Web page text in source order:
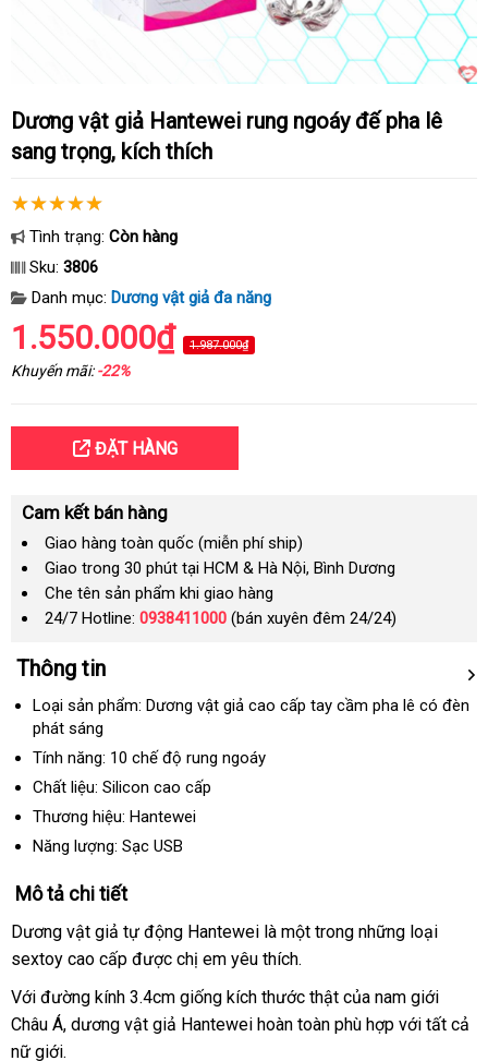
Dương vật giả Hantewei rung ngoáy đế pha lê
sang trọng, kích thích
Tình trạng: Còn hàng
Sku: 3806
Danh mục: Dương vật giả đa năng
1.550.000₫ 1.987.000₫
Khuyến mãi:-22%
ĐẶT HÀNG
Cam kết bán hàng
Giao hàng toàn quốc (miễn phí ship)
Giao trong 30 phút tại HCM & Hà Nội, Bình Dương
Che tên sản phẩm khi giao hàng
24/7 Hotline: 0938411000 (bán xuyên đêm 24/24)
Thông tin
Loại sản phẩm: Dương vật giả cao cấp tay cầm pha lê có đèn
phát sáng
Tính năng: 10 chế độ rung ngoáy
Chất liệu: Silicon cao cấp
Thương hiệu: Hantewei
Năng lượng: Sạc USB
Mô tả chi tiết
Dương vật giả tự động Hantewei là một trong ở
những loại
sextoy cao cấp facebook
được chị em yêu thích.
Với đường kính 3.4cm giống kích thước thật giá
rẻ
của nam giới
Châu Ásản
xuất
, dương vật giả Hantewei hoàn toàn phù hợp lấy
với amazon
tất cả
nữ giới.